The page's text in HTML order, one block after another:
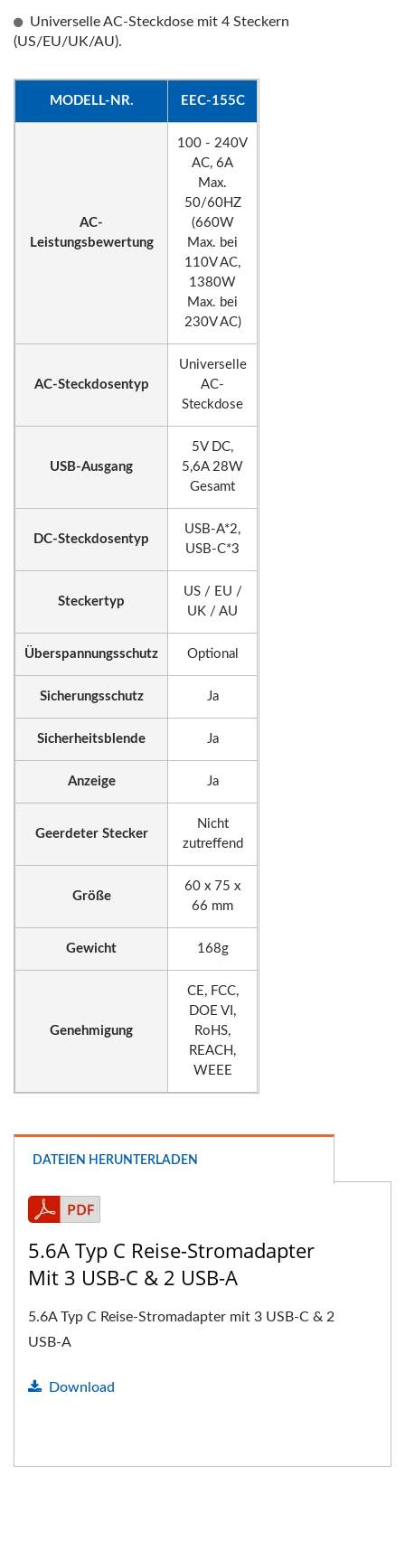
Universelle AC-Steckdose mit 4 Steckern
(US/EU/UK/AU).
MODELL-NR. EEC-155C
AC-
Leistungsbewertung
100 - 240V
AC, 6A
Max.
50/60HZ
(660W
Max. bei
110V AC,
1380W
Max. bei
230V AC)
AC-Steckdosentyp
Universelle
AC-
Steckdose
USB-Ausgang
5V DC,
5,6A 28W
Gesamt
DC-Steckdosentyp
USB-A*2,
USB-C*3
Steckertyp
US / EU /
UK / AU
Überspannungsschutz Optional
Sicherungsschutz Ja
Sicherheitsblende Ja
Anzeige Ja
Geerdeter Stecker
Nicht
zutreffend
Größe
60 x 75 x
66 mm
Gewicht 168g
Genehmigung
CE, FCC,
DOE VI,
RoHS,
REACH,
WEEE
DATEIEN HERUNTERLADEN
5.6A Typ C Reise-Stromadapter
Mit 3 USB-C & 2 USB-A
5.6A Typ C Reise-Stromadapter mit 3 USB-C & 2
USB-A
Download